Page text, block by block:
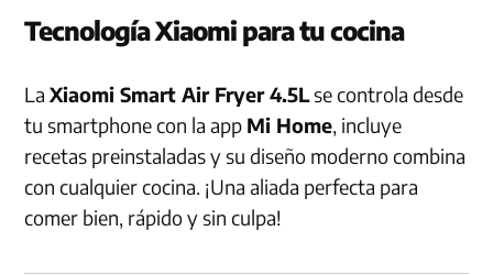
Tecnología Xiaomi para tu cocina
LaXiaomi Smart Air Fryer 4.5Lse controla desde
tu smartphone con la app Mi Home, incluye
recetas preinstaladas y su diseño moderno combina
con cualquier cocina. ¡Una aliada perfecta para
comer bien, rápido y sin culpa!